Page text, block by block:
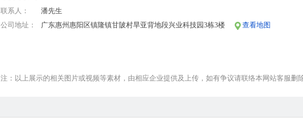
联系人：
潘先生
公司地址：
广东惠州惠阳区镇隆镇甘陂村旱亚背地段兴业科技园3栋3楼 查看地图
注：以上展示的相关图片或视频等素材，由相应企业提供及上传，如有争议请联络本网站客服删